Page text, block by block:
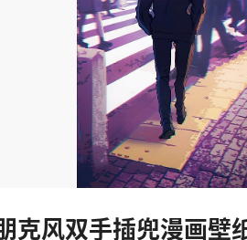
克风双手插兜漫画壁